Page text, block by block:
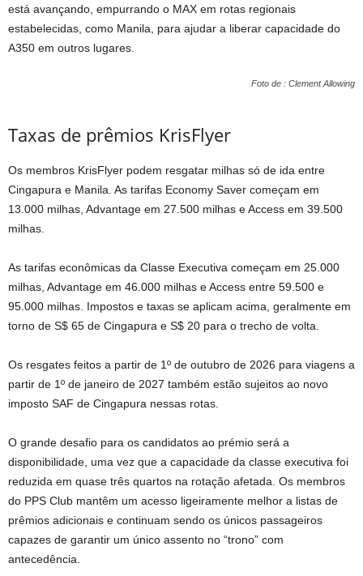
está avançando, empurrando o MAX em rotas regionais
estabelecidas, como Manila, para ajudar a liberar capacidade do
A350 em outros lugares.
Foto de : Clement Allowing
Taxas de prêmios KrisFlyer
Os membros KrisFlyer podem resgatar milhas só de ida entre
Cingapura e Manila. As tarifas Economy Saver começam em
13.000 milhas, Advantage em 27.500 milhas e Access em 39.500
milhas.
As tarifas econômicas da Classe Executiva começam em 25.000
milhas, Advantage em 46.000 milhas e Access entre 59.500 e
95.000 milhas. Impostos e taxas se aplicam acima, geralmente em
torno de S$ 65 de Cingapura e S$ 20 para o trecho de volta.
Os resgates feitos a partir de 1º de outubro de 2026 para viagens a
partir de 1º de janeiro de 2027 também estão sujeitos ao novo
imposto SAF de Cingapura nessas rotas.
O grande desafio para os candidatos ao prémio será a
disponibilidade, uma vez que a capacidade da classe executiva foi
reduzida em quase três quartos na rotação afetada. Os membros
do PPS Club mantêm um acesso ligeiramente melhor a listas de
prêmios adicionais e continuam sendo os únicos passageiros
capazes de garantir um único assento no “trono” com
antecedência.